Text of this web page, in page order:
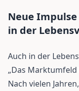
Neue
in der
Auch in der
„Das
Nach vielen